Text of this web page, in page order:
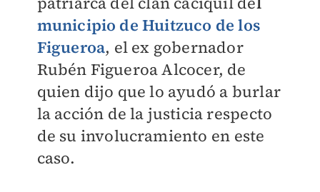
municipio de Huitzuco de los
Figueroa, el ex gobernador
Rubén Figueroa Alcocer, de
quien dijo que lo ayudó a burlar
la acción de la justicia respecto
de su involucramiento en este
caso.